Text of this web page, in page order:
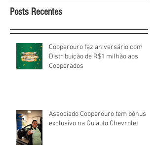
Posts Recentes
Cooperouro faz aniversário com
Distribuição de R$1 milhão aos
Cooperados
Associado Cooperouro tem bônus
exclusivo na Guiauto Chevrolet